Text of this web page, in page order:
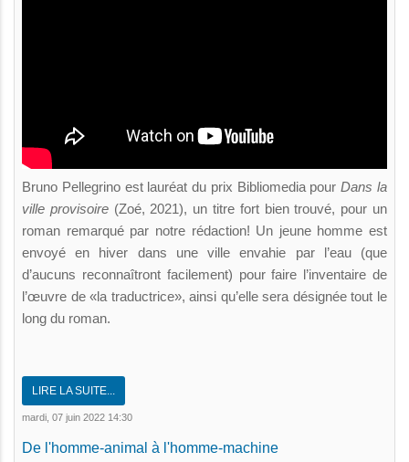
Bruno Pellegrino est lauréat du prix Bibliomedia pourDans la
ville provisoire(Zoé, 2021), un titre fort bien trouvé, pour un
roman remarqué par notre rédaction! Un jeune homme est
envoyé en hiver dans une ville envahie par l’eau (que
d’aucuns reconnaîtront facilement) pour faire l’inventaire de
l’œuvre de «la traductrice», ainsi qu’elle sera désignée tout le
long du roman.
LIRE LA SUITE...
mardi, 07 juin 2022 14:30
De l'homme-animal à l'homme-machine